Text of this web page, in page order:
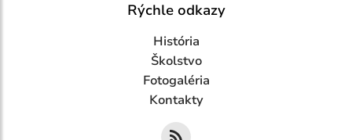
Rýchle odkazy
História
Školstvo
Fotogaléria
Kontakty